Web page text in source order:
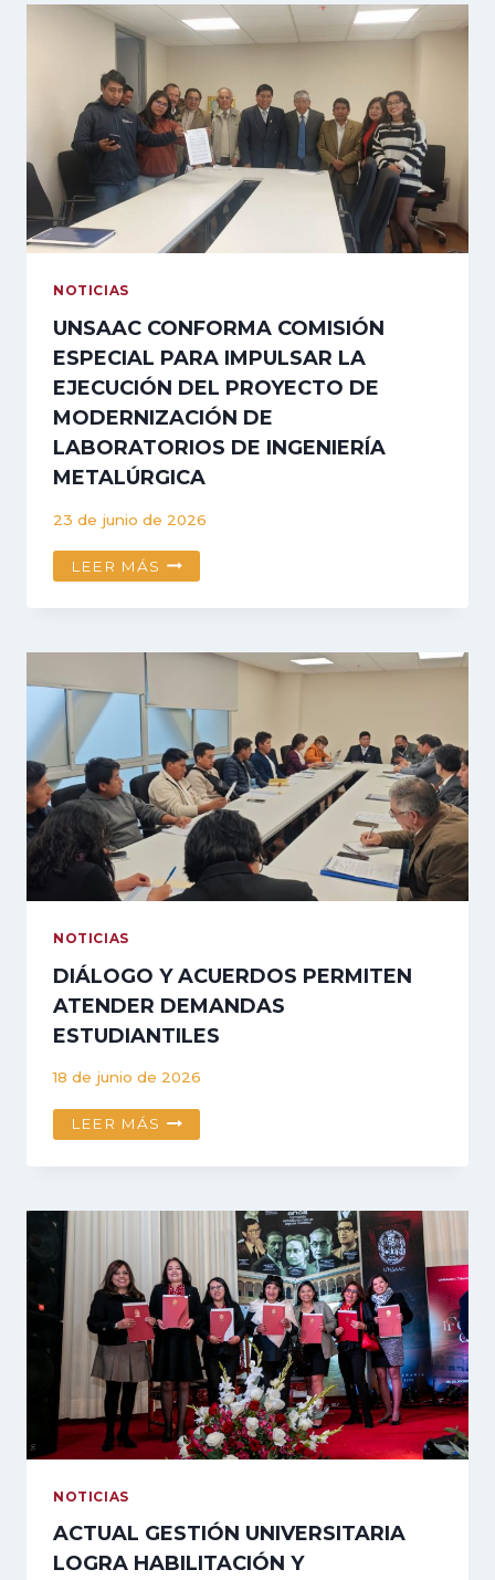
SUSCRIBE
COMPROMISO
INTEGRIDAD
INSTITUCIONAL
PARA
FORTALECER
LA
TRANSPARENCIA
LA
NOTICIAS
UNSAAC CONFORMA COMISIÓN
ESPECIAL PARA IMPULSAR LA
EJECUCIÓN DEL PROYECTO DE
MODERNIZACIÓN DE
LABORATORIOS DE INGENIERÍA
METALÚRGICA
23 de junio de 2026
LEER MÁS UNSAAC
COMISIÓN
PARA
LA
EJECUCIÓN
DEL
PROYECTO
DE
MODERNIZACIÓN
DE
LABORATORIOS
DE
NOTICIAS
DIÁLOGO Y ACUERDOS PERMITEN
ATENDER DEMANDAS
ESTUDIANTILES
18 de junio de 2026
LEER MÁS DIÁLOGO
Y
ACUERDOS
ATENDER
DEMANDAS
ESTUDIANTILES
NOTICIAS
ACTUAL GESTIÓN UNIVERSITARIA
LOGRA HABILITACIÓN Y